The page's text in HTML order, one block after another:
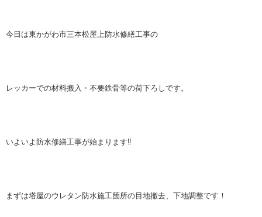
今日は東かがわ市三本松屋上防水修繕工事の
レッカーでの材料搬入・不要鉄骨等の荷下ろしです。
いよいよ防水修繕工事が始まります‼
まずは塔屋のウレタン防水施工箇所の目地撤去、下地調整です！